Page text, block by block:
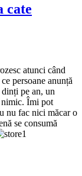
cate
atunci când
persoane anunță
pe an, un
nimic. Îmi pot
nu fac nici măcar o
se consumă